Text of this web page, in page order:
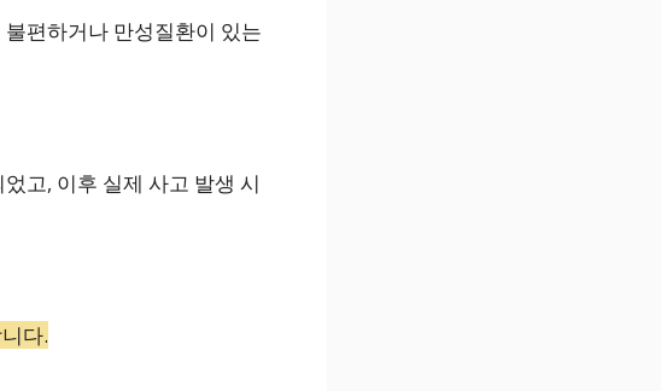
편하거나 만성질환이 있는
고, 이후 실제 사고 발생 시
다.